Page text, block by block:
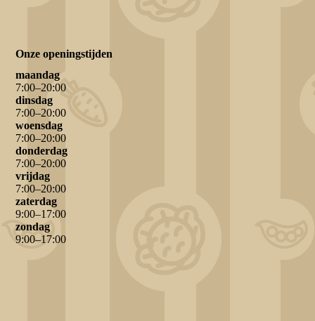
Onze openingstijden
maandag
7:00–20:00
dinsdag
7:00–20:00
woensdag
7:00–20:00
donderdag
7:00–20:00
vrijdag
7:00–20:00
zaterdag
9:00–17:00
zondag
9:00–17:00